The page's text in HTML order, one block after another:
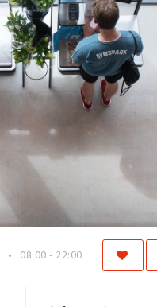
08:00 - 22:00